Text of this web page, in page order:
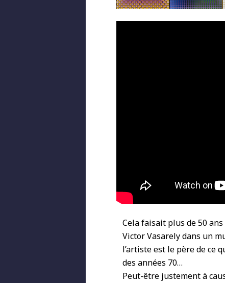
Cela faisait plus de 50 ans
Victor Vasarely dans un
l’artiste est le père de ce
des années 70…
Peut-être justement à